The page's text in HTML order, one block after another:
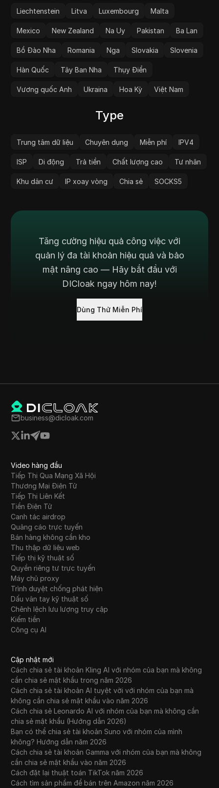
Liechtenstein Litva Luxembourg Malta
Mexico New Zealand Na Uy Pakistan Ba Lan
Bồ Đào Nha Romania Nga Slovakia Slovenia
Hàn Quốc Tây Ban Nha Thụy Điển
Vương quốc Anh Ukraina Hoa Kỳ Việt Nam
Type
Trung tâm dữ liệu Chuyên dụng Miễn phí IPV4
ISP Di động Trả tiền Chất lượng cao Tư nhân
Khu dân cư IP xoay vòng Chia sẻ SOCKS5
Tăng cường hiệu quả công việc với
quản lý đa tài khoản hiệu quả và bảo
mật nâng cao — Hãy bắt đầu với
DICloak ngay hôm nay!
Dùng Thử Miễn Phí
business@dicloak.com
Video hàng đầu
Tiếp Thị Qua Mạng Xã Hội
Thương Mại Điện Tử
Tiếp Thị Liên Kết
Tiền Điện Tử
Canh tác airdrop
Quảng cáo trực tuyến
Bán hàng không cần kho
Thu thập dữ liệu web
Tiếp thị kỹ thuật số
Quyền riêng tư trực tuyến
Máy chủ proxy
Trình duyệt chống phát hiện
Dấu vân tay kỹ thuật số
Chênh lệch lưu lượng truy cập
Kiếm tiền
Công cụ AI
Cập nhật mới
Cách chia sẻ tài khoản Kling AI với nhóm của bạn mà không
cần chia sẻ mật khẩu trong năm 2026
Cách chia sẻ tài khoản AI tuyệt vời với nhóm của bạn mà
không cần chia sẻ mật khẩu vào năm 2026
Cách chia sẻ Leonardo AI với nhóm của bạn mà không cần
chia sẻ mật khẩu (Hướng dẫn 2026)
Bạn có thể chia sẻ tài khoản Suno với nhóm của mình
không? Hướng dẫn năm 2026
Cách chia sẻ tài khoản Gamma với nhóm của bạn mà không
cần chia sẻ mật khẩu vào năm 2026
Cách đặt lại thuật toán TikTok năm 2026
Cách tìm sản phẩm để bán trên Amazon năm 2026